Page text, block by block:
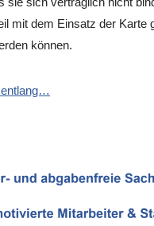
mit dem Einsatz der Karte
können.
entlang…